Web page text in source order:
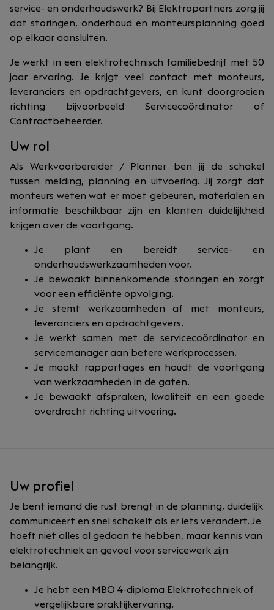
service- en onderhoudswerk? Bij Elektropartners zorg jij
dat storingen, onderhoud en monteursplanning goed
op elkaar aansluiten.
Je werkt in een elektrotechnisch familiebedrijf met 50
jaar ervaring. Je krijgt veel contact met monteurs,
leveranciers en opdrachtgevers, en kunt doorgroeien
richting bijvoorbeeld Servicecoördinator of
Contractbeheerder.
Uw rol
Als Werkvoorbereider / Planner ben jij de schakel
tussen melding, planning en uitvoering. Jij zorgt dat
monteurs weten wat er moet gebeuren, materialen en
informatie beschikbaar zijn en klanten duidelijkheid
krijgen over de voortgang.
Je plant en bereidt service- en
onderhoudswerkzaamheden voor.
Je bewaakt binnenkomende storingen en zorgt
voor een efficiënte opvolging.
Je stemt werkzaamheden af met monteurs,
leveranciers en opdrachtgevers.
Je werkt samen met de servicecoördinator en
servicemanager aan betere werkprocessen.
Je maakt rapportages en houdt de voortgang
van werkzaamheden in de gaten.
Je bewaakt afspraken, kwaliteit en een goede
overdracht richting uitvoering.
Uw profiel
Je bent iemand die rust brengt in de planning, duidelijk
communiceert en snel schakelt als er iets verandert. Je
hoeft niet alles al gedaan te hebben, maar kennis van
elektrotechniek en gevoel voor servicewerk zijn
belangrijk.
Je hebt een MBO 4-diploma Elektrotechniek of
vergelijkbare praktijkervaring.